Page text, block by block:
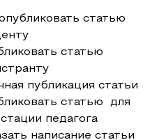
статью
статью
публикация статьи
статью для
педагога
написание статьи